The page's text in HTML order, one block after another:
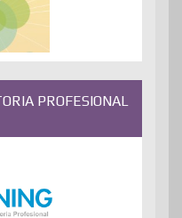
PROFESIONAL